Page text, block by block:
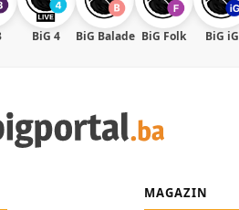
BiG 4 BiG Balade BiG Folk BiG iG
MAGAZIN